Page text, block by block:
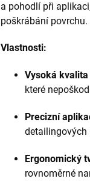
a pohodlí při
poškrábání povrchu.
Vlastnosti:
Vysoká
které
Precizní
detailingových
Ergonomický
rovnoměrné